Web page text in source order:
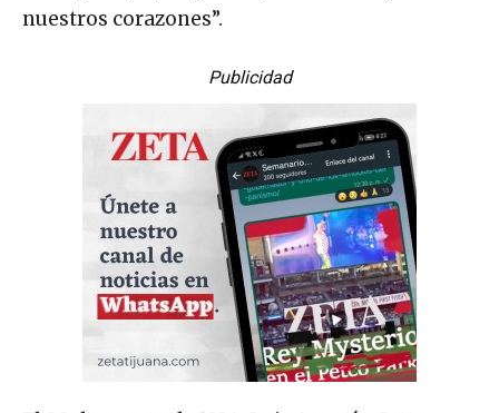
nuestros corazones”.
Publicidad